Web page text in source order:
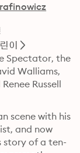
이
Spectator, the
Walliams,
Russell
scene with his
and now
story of a ten-